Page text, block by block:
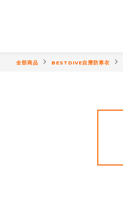
全部商品 BESTDIVE自潛防寒衣